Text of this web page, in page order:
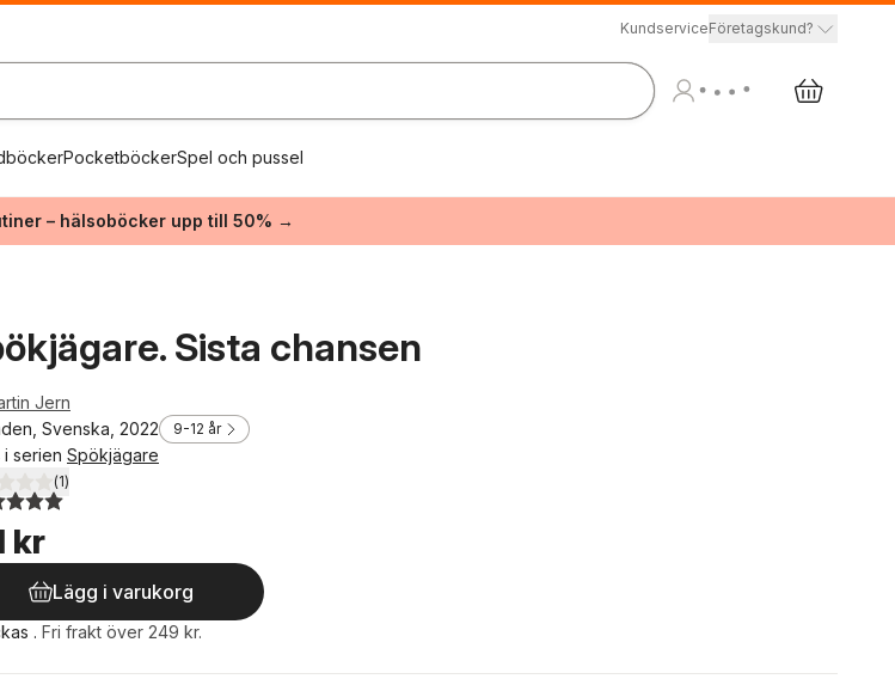
KundserviceFöretagskund?
PocketböckerSpel och pussel
– hälsoböcker upp till 50% →
Sista chansen
Jern
Svenska, 2022
9-12 år
i serien Spökjägare
5 stjärnor. Totalt antal röster:
(1)
kr
Lägg i varukorg
. Fri frakt över 249 kr.